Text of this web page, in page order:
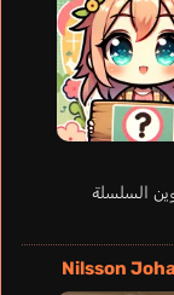
السلسلة
Nilsson